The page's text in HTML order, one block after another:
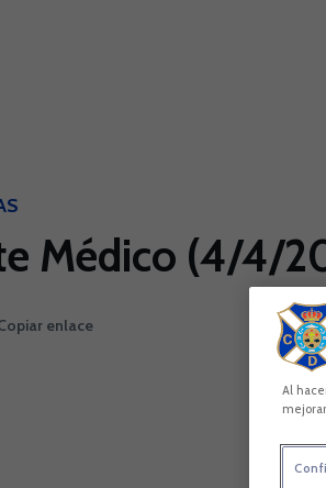
Médico (4/4/
enlace
Al